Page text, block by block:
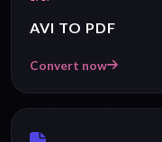
AVI TO PDF
Convert now